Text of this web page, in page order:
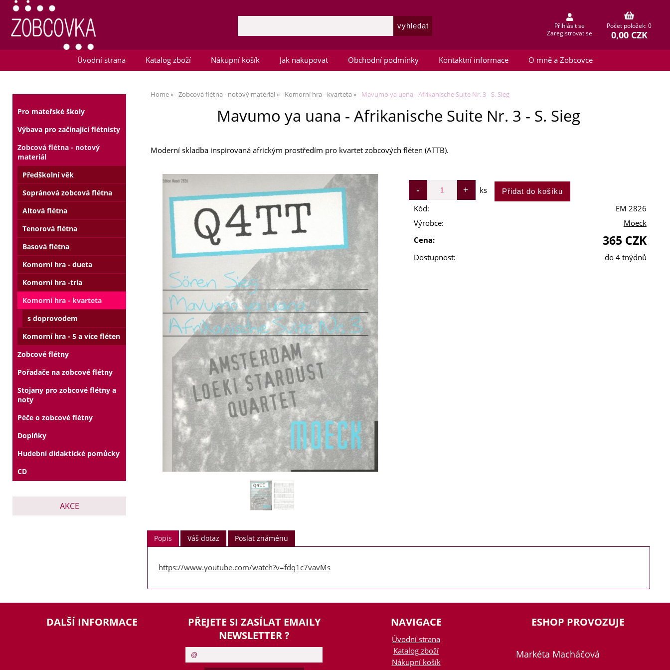
Přihlásit se
Zaregistrovat se
Počet položek: 0
0,00 CZK
Úvodní strana Katalog zboží Nákupní košík Jak nakupovat Obchodní podmínky Kontaktní informace O mně a Zobcovce
Home Zobcová flétna - notový materiál Komorní hra - kvarteta Mavumo ya uana - Afrikanische Suite Nr. 3 - S. Sieg
Mavumo ya uana - Afrikanische Suite Nr. 3 - S. Sieg
Moderní skladba inspirovaná africkým prostředím pro kvartet zobcových fléten (ATTB).
ks
Kód:
EM 2826
Výrobce:
Moeck
Cena:
365 CZK
Dostupnost: do 4 tnýdnů
Popis Váš dotaz Poslat známénu
https://www.youtube.com/watch?v=fdq1c7vavMs
Pro mateřské školy
Výbava pro začínající flétnisty
Zobcová flétna - notový
materiál
Předškolní věk
Sopránová zobcová flétna
Altová flétna
Tenorová flétna
Basová flétna
Komorní hra - dueta
Komorní hra -tria
Komorní hra - kvarteta
s doprovodem
Komorní hra - 5 a více fléten
Zobcové flétny
Pořadače na zobcové flétny
Stojany pro zobcové flétny a
noty
Péče o zobcové flétny
Doplňky
Hudební didaktické pomůcky
CD
AKCE
DALŠÍ INFORMACE
PŘEJETE SI ZASÍLAT EMAILY
NEWSLETTER ?
NAVIGACE
Úvodní strana
Katalog zboží
Nákupní košík
ESHOP PROVOZUJE
Markéta Macháčová